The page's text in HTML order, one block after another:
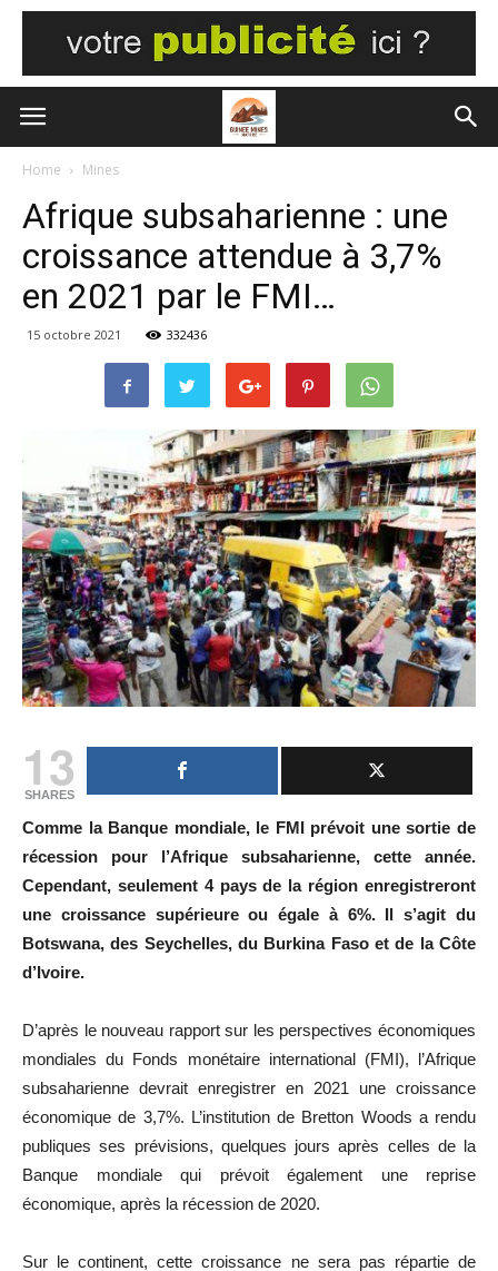
Home Mines
Afrique subsaharienne : une
croissance attendue à 3,7%
en 2021 par le FMI…
15 octobre 2021 332436
13
SHARES
Comme la Banque mondiale, le FMI prévoit une sortie de
récession pour l’Afrique subsaharienne, cette année.
Cependant, seulement 4 pays de la région enregistreront
une croissance supérieure ou égale à 6%. Il s’agit du
Botswana, des Seychelles, du Burkina Faso et de la Côte
d’Ivoire.
D’après le nouveau rapport sur les perspectives économiques
mondiales du Fonds monétaire international (FMI), l’Afrique
subsaharienne devrait enregistrer en 2021 une croissance
économique de 3,7%. L’institution de Bretton Woods a rendu
publiques ses prévisions, quelques jours après celles de la
Banque mondiale qui prévoit également une reprise
économique, après la récession de 2020.
Sur le continent, cette croissance ne sera pas répartie de